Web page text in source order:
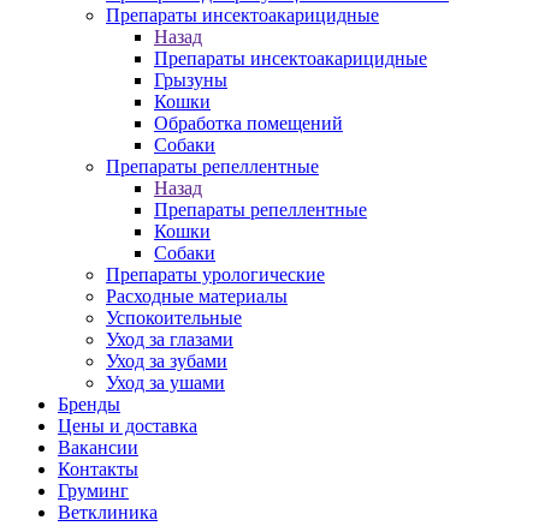
Препараты инсектоакарицидные
Назад
Препараты инсектоакарицидные
Грызуны
Кошки
Обработка помещений
Собаки
Препараты репеллентные
Назад
Препараты репеллентные
Кошки
Собаки
Препараты урологические
Расходные материалы
Успокоительные
Уход за глазами
Уход за зубами
Уход за ушами
Бренды
Цены и доставка
Вакансии
Контакты
Груминг
Ветклиника